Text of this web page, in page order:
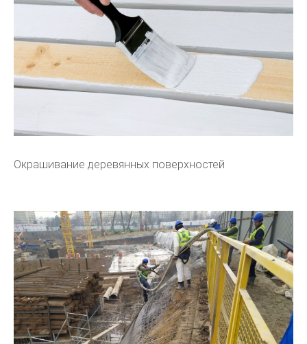
Окрашивание деревянных поверхностей